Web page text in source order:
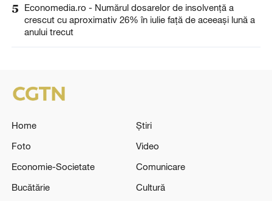
5
Economedia.ro - Numărul dosarelor de insolvenţă a
crescut cu aproximativ 26% în iulie față de aceeași lună a
anului trecut
Home
Știri
Foto
Video
Economie-Societate
Comunicare
Bucătărie
Cultură